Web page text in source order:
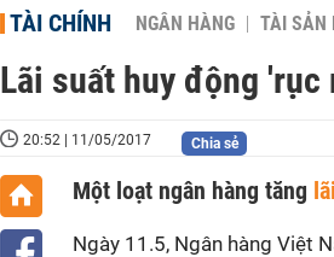
TÀI CHÍNH NGÂN HÀNG TÀI SẢN
Lãi suất huy động 'rục
20:52 | 11/05/2017 Chia sẻ
Một loạt ngân hàng tăng
Ngày 11.5, Ngân hàng Việt